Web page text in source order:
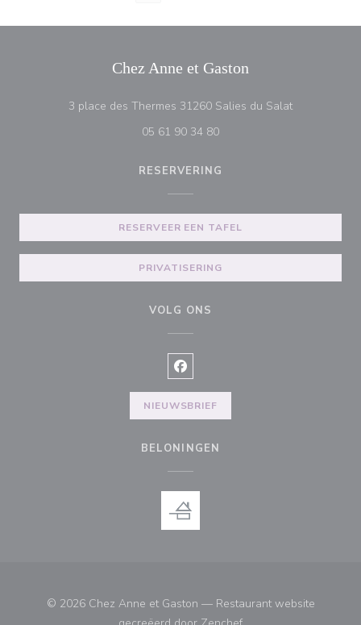
Chez Anne et Gaston
3 place des Thermes 31260 Salies du Salat((opent in
05 61 90 34 80
RESERVERING
RESERVEER EEN TAFEL
PRIVATISERING
VOLG ONS
Facebook ((opent in een nieuw
NIEUWSBRIEF
BELONINGEN
© 2026 Chez Anne et Gaston — Restaurant website